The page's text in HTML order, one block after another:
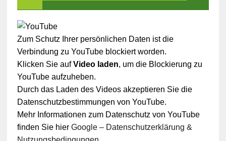
Zum Schutz Ihrer persönlichen Daten ist die
Verbindung zu YouTube blockiert worden.
Klicken Sie aufVideo laden, um die Blockierung zu
YouTube aufzuheben.
Durch das Laden des Videos akzeptieren Sie die
Datenschutzbestimmungen von YouTube.
Mehr Informationen zum Datenschutz von YouTube
finden Sie hier Google – Datenschutzerklärung &